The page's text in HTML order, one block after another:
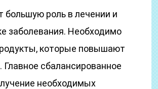
большую роль в лечении и
заболевания. Необходимо
которые повышают
Главное сбалансированное
необходимых